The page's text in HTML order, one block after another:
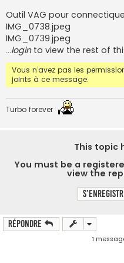
s
a
g
e
Outil VAG pour
IMG_0738.jpeg
IMG_0739.jpeg
…loginto view the rest of
Vous n’avez pas les
joints à ce message.
Turbo forever
This topic
You must be a
view the
Répondre
1